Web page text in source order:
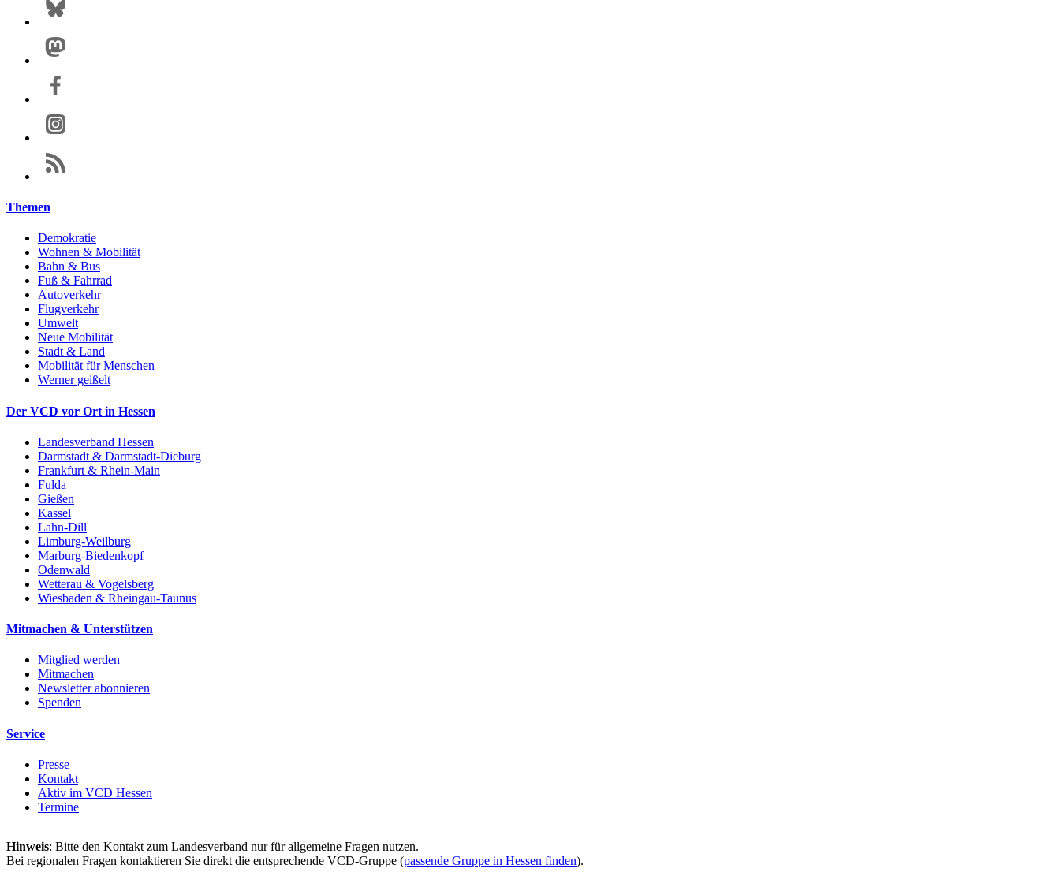
Themen
Demokratie
Wohnen & Mobilität
Bahn & Bus
Fuß & Fahrrad
Autoverkehr
Flugverkehr
Umwelt
Neue Mobilität
Stadt & Land
Mobilität für Menschen
Werner geißelt
Der VCD vor Ort in Hessen
Landesverband Hessen
Darmstadt & Darmstadt-Dieburg
Frankfurt & Rhein-Main
Fulda
Gießen
Kassel
Lahn-Dill
Limburg-Weilburg
Marburg-Biedenkopf
Odenwald
Wetterau & Vogelsberg
Wiesbaden & Rheingau-Taunus
Mitmachen & Unterstützen
Mitglied werden
Mitmachen
Newsletter abonnieren
Spenden
Service
Presse
Kontakt
Aktiv im VCD Hessen
Termine
Hinweis: Bitte den Kontakt zum Landesverband nur für allgemeine Fragen nutzen.
Bei regionalen Fragen kontaktieren Sie direkt die entsprechende VCD-Gruppe (passende Gruppe in Hessen finden).